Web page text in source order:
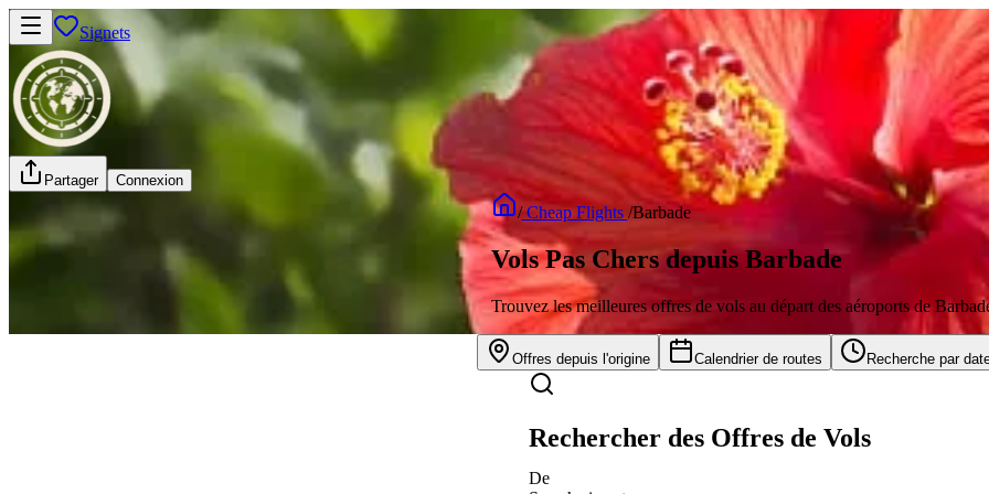
Signets
Partager Connexion
/Cheap Flights /Barbade
Vols Pas Chers depuis Barbade
Trouvez les meilleures offres de vols au départ des aéroports de
Offres depuis l'origine Calendrier de routes Recherche par
Rechercher des Offres de Vols
De